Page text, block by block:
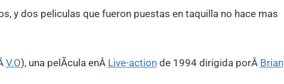
y dos peliculas que fueron puestas en taquilla no hace mas
V.O), una pelÃ­cula enÂ Live-actionde 1994 dirigida porÂ Brian